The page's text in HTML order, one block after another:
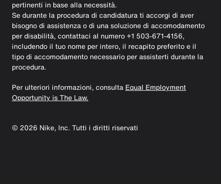
pertinenti in base alla necessità.
Se durante la procedura di candidatura ti accorgi di aver
bisogno di assistenza o di una soluzione di accomodamento
per disabilità, contattaci al numero +1 503-671-4156,
includendo il tuo nome per intero, il recapito preferito e il
tipo di accomodamento necessario per assisterti durante la
procedura.
Per ulteriori informazioni, consulta Equal Employment
Opportunity is The Law.
© 2026 Nike, Inc. Tutti i diritti riservati